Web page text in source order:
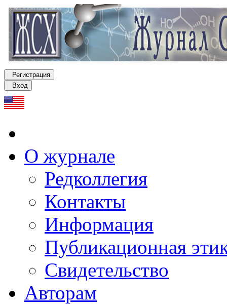
Регистрация
Вход
О журнале
Редколлегия
Контакты
Информация
Публикационная
Свидетельство
Авторам